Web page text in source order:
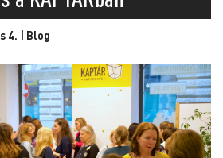
4. | Blog